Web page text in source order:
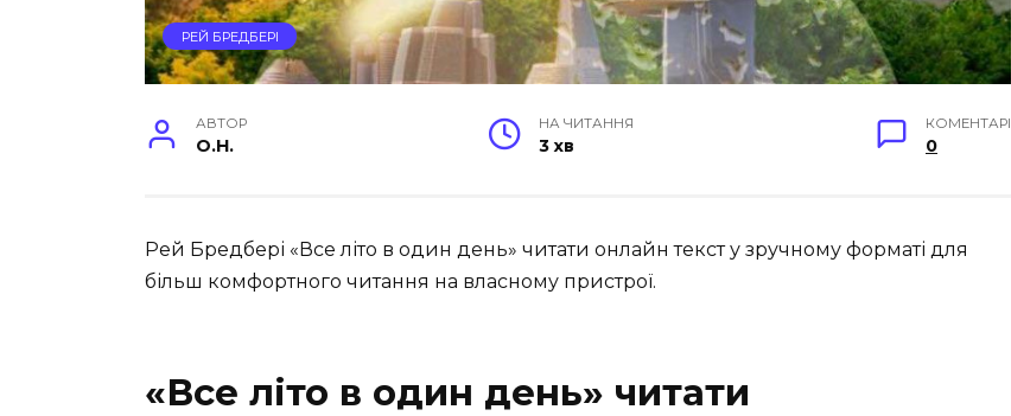
РЕЙ БРЕДБЕРІ
АВТОР
O.H.
НА ЧИТАННЯ
3 хв
КОМЕНТАРІ
0
Рей Бредбері «Все літо в один день» читати онлайн текст у зручному форматі для
більш комфортного читання на власному пристрої.
«Все літо в один день» читати